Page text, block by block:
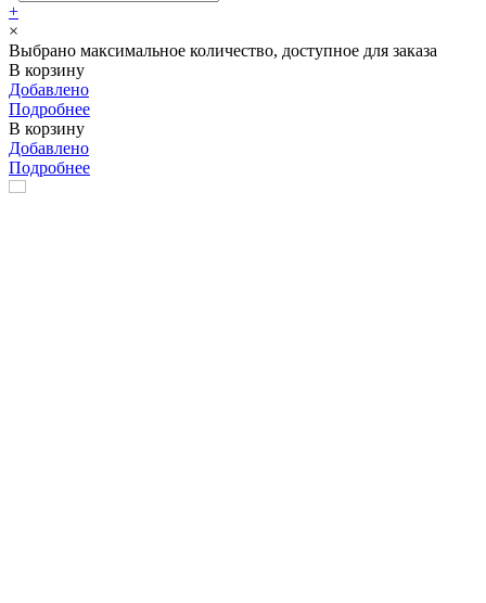
+
×
Выбрано максимальное количество, доступное для заказа
В корзину
Добавлено
Подробнее
В корзину
Добавлено
Подробнее